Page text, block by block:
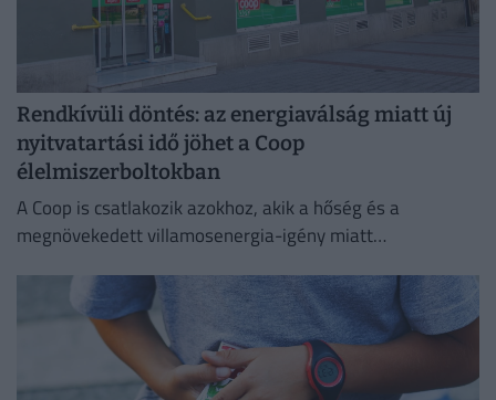
Rendkívüli döntés: az energiaválság miatt új
nyitvatartási idő jöhet a Coop
élelmiszerboltokban
A Coop is csatlakozik azokhoz, akik a hőség és a
megnövekedett villamosenergia-igény miatt